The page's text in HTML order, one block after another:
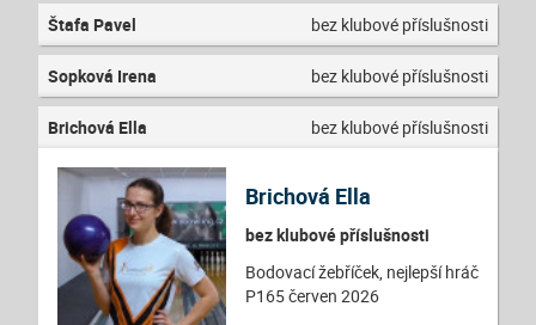
Štafa Pavel bez klubové příslušnosti
Sopková Irena bez klubové příslušnosti
Brichová Ella bez klubové příslušnosti
Brichová Ella
bez klubové příslušnosti
Bodovací žebříček, nejlepší hráč
P165 červen 2026